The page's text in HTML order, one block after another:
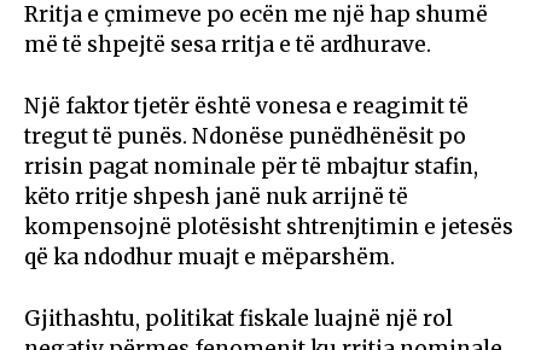
Rritja e çmimeve po ecën me një hap shumë
më të shpejtë sesa rritja e të ardhurave.
Një faktor tjetër është vonesa e reagimit të
tregut të punës. Ndonëse punëdhënësit po
rrisin pagat nominale për të mbajtur stafin,
këto rritje shpesh janë nuk arrijnë të
kompensojnë plotësisht shtrenjtimin e jetesës
që ka ndodhur muajt e mëparshëm.
Gjithashtu, politikat fiskale luajnë një rol